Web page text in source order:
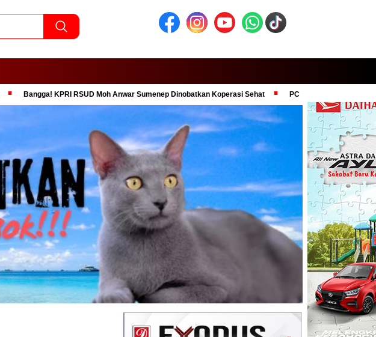
KPRI RSUD Moh Anwar Sumenep Dinobatkan Koperasi Sehat PC PMII Denpasar Dukung